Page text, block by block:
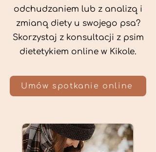
odchudzaniem lub z analizą i
zmianą diety u swojego psa?
Skorzystaj z konsultacji z psim
dietetykiem online w Kikole.
Umów spotkanie online